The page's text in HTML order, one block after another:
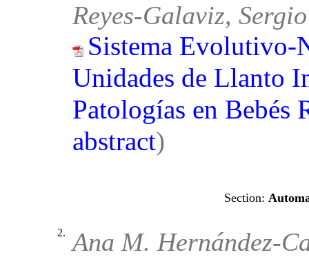
Reyes-Galaviz,
Sistema Evolutivo-
Unidades de Llanto
Patologías en Bebés
abstract)
2.
Ana M. Hernández-